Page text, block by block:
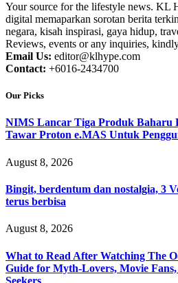
Your source for the lifestyle news. KL
digital memaparkan sorotan berita
negara, kisah inspirasi, gaya hidup,
Reviews, events or any inquiries,
Email Us: editor@klhype.com
Contact: +6016-2434700
Our Picks
NIMS Lancar Tiga Produk Baharu
Tawar Proton e.MAS Untuk
August 8, 2026
Bingit, berdentum dan nostalgia, 3
terus berbisa
August 8, 2026
What to Read After Watching The
Guide for Myth-Lovers, Movie
Seekers